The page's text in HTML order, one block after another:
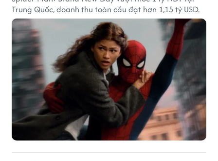
Trung Quốc, doanh thu toàn cầu đạt hơn 1,15 tỷ USD.